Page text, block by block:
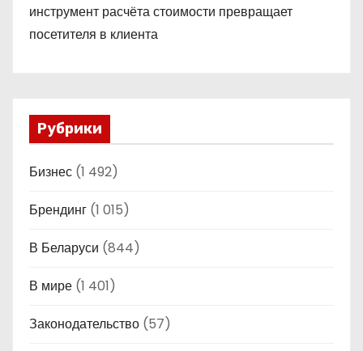
инструмент расчёта стоимости превращает
посетителя в клиента
Рубрики
Бизнес (1 492)
Брендинг (1 015)
В Беларуси (844)
В мире (1 401)
Законодательство (57)